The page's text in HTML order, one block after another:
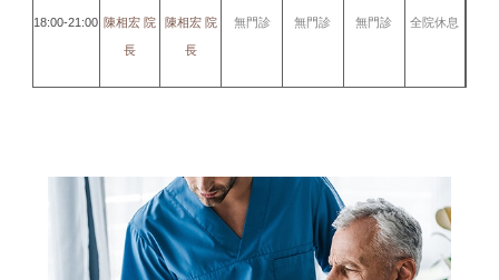
18:00-21:00 陳相宏 院
長
陳相宏 院
長
無門診 無門診 無門診 全院休息